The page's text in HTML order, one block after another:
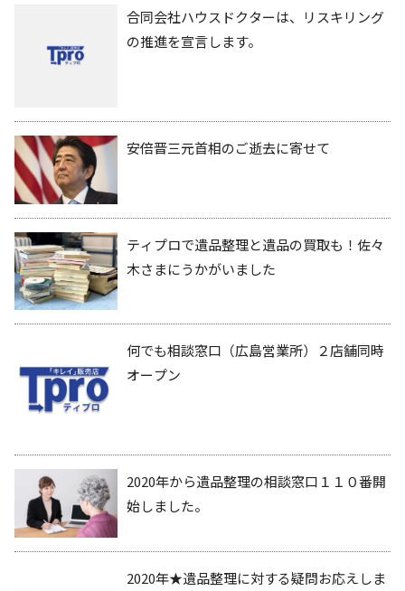
合同会社ハウスドクターは、リスキリング
の推進を宣言します。
安倍晋三元首相のご逝去に寄せて
ティプロで遺品整理と遺品の買取も！佐々
木さまにうかがいました
何でも相談窓口（広島営業所）２店舗同時
オープン
2020年から遺品整理の相談窓口１１０番開
始しました。
2020年★遺品整理に対する疑問お応えしま